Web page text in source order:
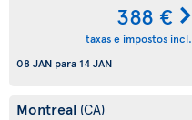
388 €
taxas e impostos incl.
08 JAN para 14 JAN
Montreal (CA)